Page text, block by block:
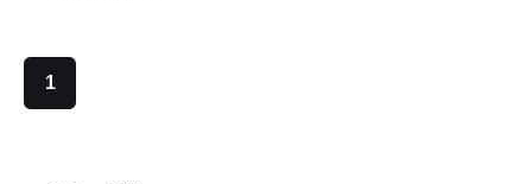
1